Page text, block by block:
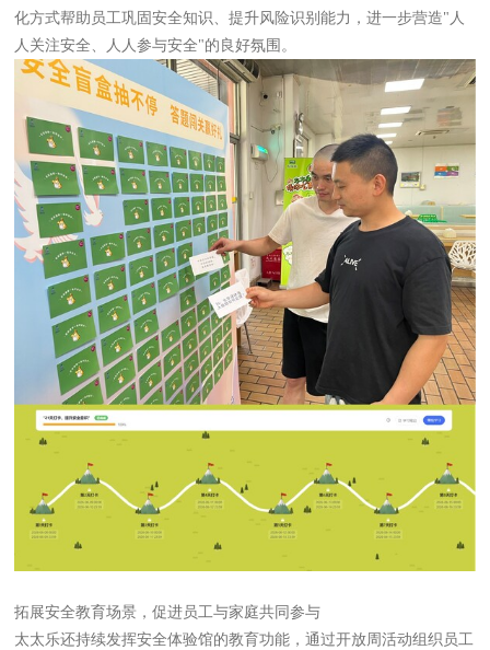
化方式帮助员工巩固安全知识、提升风险识别能力，进一步营造"人
人关注安全、人人参与安全"的良好氛围。
拓展安全教育场景，促进员工与家庭共同参与
太太乐还持续发挥安全体验馆的教育功能，通过开放周活动组织员工